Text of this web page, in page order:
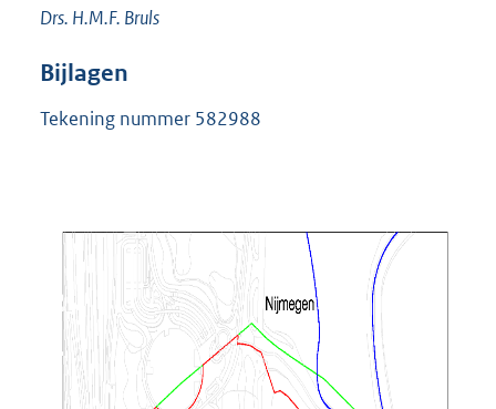
Drs. H.M.F. Bruls
Bijlagen
Tekening nummer 582988